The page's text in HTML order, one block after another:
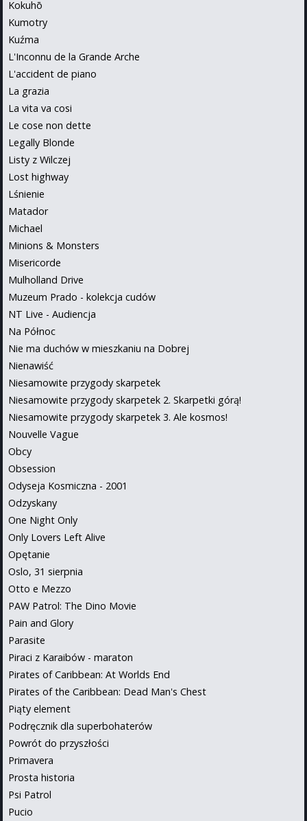
Kokuhō
Kumotry
Kuźma
L'Inconnu de la Grande Arche
L'accident de piano
La grazia
La vita va cosi
Le cose non dette
Legally Blonde
Listy z Wilczej
Lost highway
Lśnienie
Matador
Michael
Minions & Monsters
Misericorde
Mulholland Drive
Muzeum Prado - kolekcja cudów
NT Live - Audiencja
Na Północ
Nie ma duchów w mieszkaniu na Dobrej
Nienawiść
Niesamowite przygody skarpetek
Niesamowite przygody skarpetek 2. Skarpetki górą!
Niesamowite przygody skarpetek 3. Ale kosmos!
Nouvelle Vague
Obcy
Obsession
Odyseja Kosmiczna - 2001
Odzyskany
One Night Only
Only Lovers Left Alive
Opętanie
Oslo, 31 sierpnia
Otto e Mezzo
PAW Patrol: The Dino Movie
Pain and Glory
Parasite
Piraci z Karaibów - maraton
Pirates of Caribbean: At Worlds End
Pirates of the Caribbean: Dead Man's Chest
Piąty element
Podręcznik dla superbohaterów
Powrót do przyszłości
Primavera
Prosta historia
Psi Patrol
Pucio